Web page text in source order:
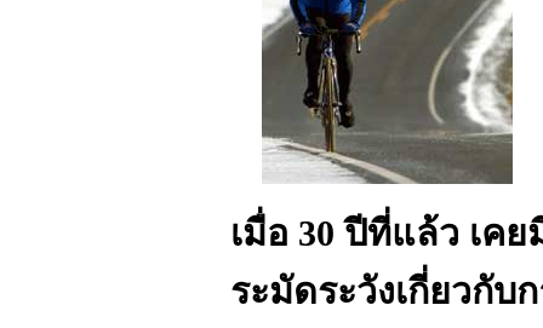
เมื่อ 30 ปีที่แล้ว เค
ระมัดระวังเกี่ยวกั